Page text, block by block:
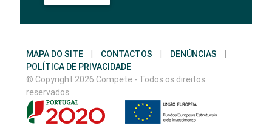
MAPA DO SITE | CONTACTOS | DENÚNCIAS
|
POLÍTICA DE PRIVACIDADE
© Copyright 2026 Compete - Todos os direitos
reservados